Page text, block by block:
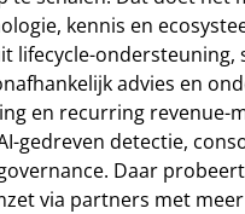
kennis en
lifecycle-ondersteuning,
advies en
en recurring revenue-
gedreven detectie,
Daar
via partners met